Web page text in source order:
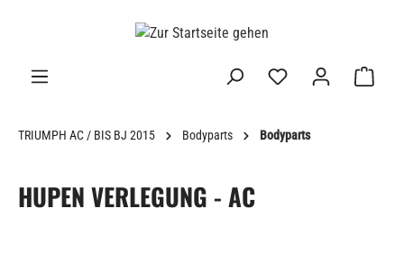
TRIUMPH AC / BIS BJ 2015 Bodyparts Bodyparts
HUPEN VERLEGUNG - AC